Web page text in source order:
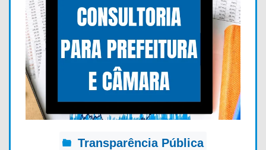
Transparência Pública